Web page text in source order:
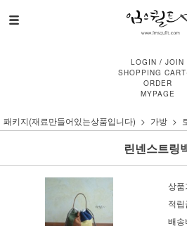
LOGIN / JOIN
SHOPPING CART
ORDER
MYPAGE
패키지(재료만들어있는상품입니다) 가방
린넨스트링
상품
적립
배송